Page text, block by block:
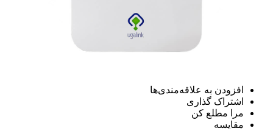
افزودن به علاقه‌مندی‌ها
اشتراک گذاری
مرا مطلع کن
مقایسه